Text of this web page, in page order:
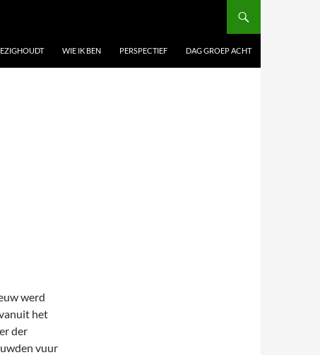
WIE IK BEN PERSPECTIEF DAG GROEP ACHT
werd
het
der
vuur